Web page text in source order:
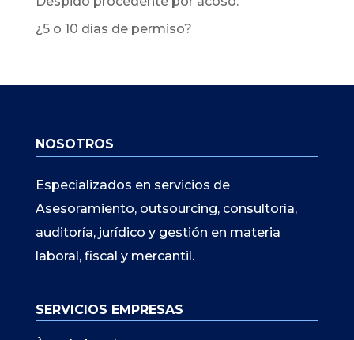
¿5 o 10 días de permiso?
NOSOTROS
Especializados en servicios de
Asesoramiento, outsourcing, consultoría,
auditoría, jurídico y gestión en materia
laboral, fiscal y mercantil.
SERVICIOS EMPRESAS